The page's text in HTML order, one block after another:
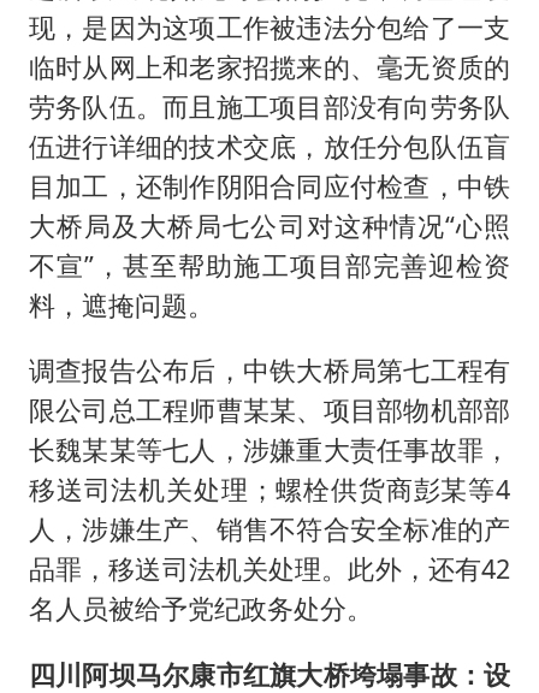
现，是因为这项工作被违法分包给了一支
临时从网上和老家招揽来的、毫无资质的
劳务队伍。而且施工项目部没有向劳务队
伍进行详细的技术交底，放任分包队伍盲
目加工，还制作阴阳合同应付检查，中铁
大桥局及大桥局七公司对这种情况“心照
不宣”，甚至帮助施工项目部完善迎检资
料，遮掩问题。
调查报告公布后，中铁大桥局第七工程有
限公司总工程师曹某某、项目部物机部部
长魏某某等七人，涉嫌重大责任事故罪，
移送司法机关处理；螺栓供货商彭某等4
人，涉嫌生产、销售不符合安全标准的产
品罪，移送司法机关处理。此外，还有42
名人员被给予党纪政务处分。
四川阿坝马尔康市红旗大桥垮塌事故：设